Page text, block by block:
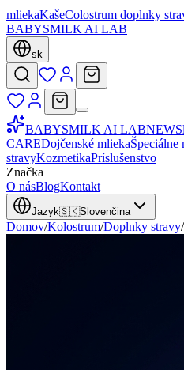
mliekaKašeColostrum doplnky
BABYSMILK AI LAB
sk
BABYSMILK AI LABNEW
CAREDojčenské mliekaŠpeciálne
stravyKozmetikaPríslušenstvo
Značka
O násBlogKontakt
Jazyk🇸🇰Slovenčina
Domov/Kolostrum/Doplnky stravy/